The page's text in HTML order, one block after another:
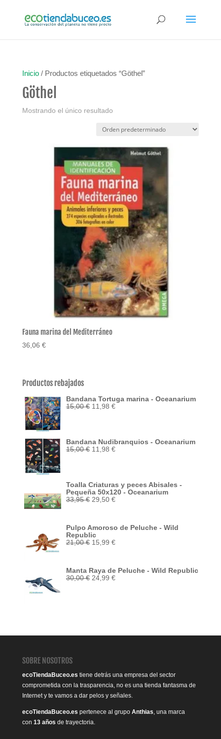
Inicio/ Productos etiquetados “Göthel”
Göthel
Mostrando el único resultado
Fauna marina del Mediterráneo
36,06 €
Productos rebajados
Bandana Tortuga marina - Oceanarium
15,00€ El
11,98 €El
Bandana Nudibranquios - Oceanarium
15,00€ El
11,98 €El
Toalla Criaturas y peces Abisales -
Pequeña 50x120 - Oceanarium
33,95€ El
33,95 €.
29,50 €El
29,50 €.
Pulpo Amoroso de Peluche - Wild
Republic
21,00€ El
21,00 €.
15,99 €El
15,99 €.
Manta Raya de Peluche - Wild Republic
30,00€ El
24,99 €El
SOBRE NOSOTROS
ecoTiendaBuceo.es tiene detrás una empresa del sector
comprometida con la trasparencia, no es una tienda fantasma de
Internet y te vamos a dar pelos y señales.
ecoTiendaBuceo.es pertenece al grupo Anthias , una marca
con 13 años de trayectoria.